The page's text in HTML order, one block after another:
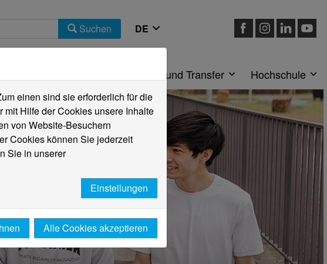
Suchen
Forschung und Transfer Hochschule
einen sind sie erforderlich für die
Hilfe der Cookies unsere Inhalte
von Website-Besuchern
Cookies können Sie jederzeit
Sie in unserer
Einstellungen
Alle Cookies akzeptieren